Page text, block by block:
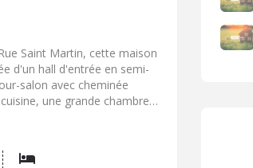
Saint Martin, cette maison
d'un hall d'entrée en semi-
salon avec cheminée
une grande chambre
avec porte-fenêtre, une
large porte sectionnelle